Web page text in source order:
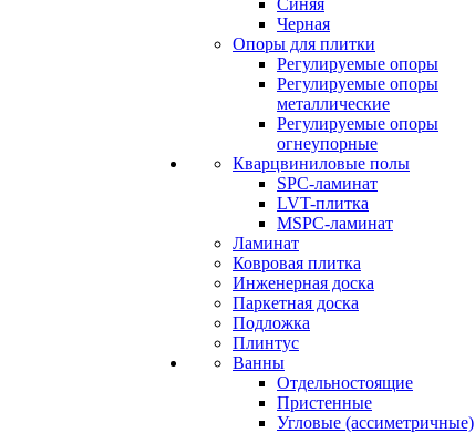
Синяя
Черная
Опоры для плитки
Регулируемые опоры
Регулируемые опоры
металлические
Регулируемые опоры
огнеупорные
Кварцвиниловые полы
SPC-ламинат
LVT-плитка
MSPC-ламинат
Ламинат
Ковровая плитка
Инженерная доска
Паркетная доска
Подложка
Плинтус
Ванны
Отдельностоящие
Пристенные
Угловые (ассиметричные)